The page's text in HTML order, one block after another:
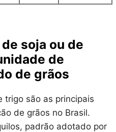
soja ou de
de
de grãos
trigo são as principais
de grãos no Brasil.
padrão adotado por